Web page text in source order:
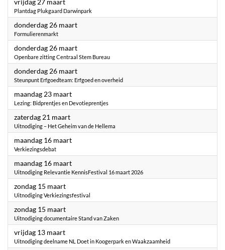
vrijdag 27 maart
Plantdag Plukgaard Darwinpark
donderdag 26 maart2026
Formulierenmarkt
donderdag 26 maart2026
Openbare zitting Centraal Stem Bureau
donderdag 26 maart2026
Steunpunt Erfgoedteam: Erfgoed en overheid
maandag 23 maart2026
Lezing: Bidprentjes en Devotieprentjes
zaterdag 21 maart2026
Uitnodiging – Het Geheim van de Hellema
maandag 16 maart2026
Verkiezingsdebat
maandag 16 maart2026
Uitnodiging Relevantie KennisFestival 16 maart 2026
zondag 15 maart2026
Uitnodiging Verkiezingsfestival
zondag 15 maart2026
Uitnodiging documentaire Stand van Zaken
vrijdag 13 maart2026
Uitnodiging deelname NL Doet in Koogerpark en Waakzaamheid